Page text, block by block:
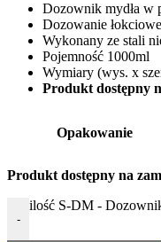
Dozownik mydła w
Dozowanie łokciowe
Wykonany ze stali
Pojemność 1000ml
Wymiary (wys. x
Produkt dostępny
Opakowanie
Produkt dostępny na
-
ilość S-DM -